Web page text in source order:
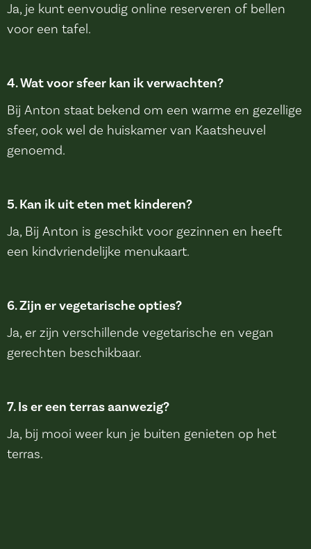
Ja, je kunt eenvoudig online reserveren of bellen
voor een tafel.
4. Wat voor sfeer kan ik verwachten?
Bij Anton staat bekend om een warme en gezellige
sfeer, ook wel de huiskamer van Kaatsheuvel
genoemd.
5. Kan ik uit eten met kinderen?
Ja, Bij Anton is geschikt voor gezinnen en heeft
een kindvriendelijke menukaart.
6. Zijn er vegetarische opties?
Ja, er zijn verschillende vegetarische en vegan
gerechten beschikbaar.
7. Is er een terras aanwezig?
Ja, bij mooi weer kun je buiten genieten op het
terras.